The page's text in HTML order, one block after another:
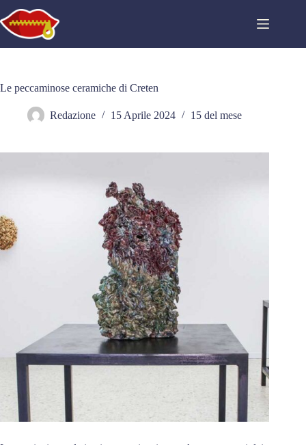
al
contenuto
Le peccaminose ceramiche di Creten
Redazione 15 Aprile 2024 15 del mese